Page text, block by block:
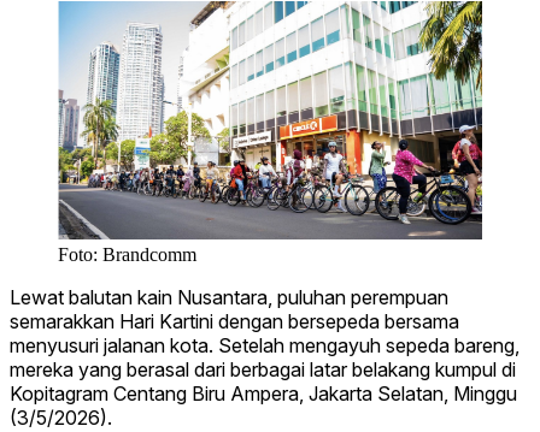
Foto: Brandcomm
Lewat balutan kain Nusantara, puluhan perempuan
semarakkan Hari Kartini dengan bersepeda bersama
menyusuri jalanan kota. Setelah mengayuh sepeda bareng,
mereka yang berasal dari berbagai latar belakang kumpul di
Kopitagram Centang Biru Ampera, Jakarta Selatan, Minggu
(3/5/2026).